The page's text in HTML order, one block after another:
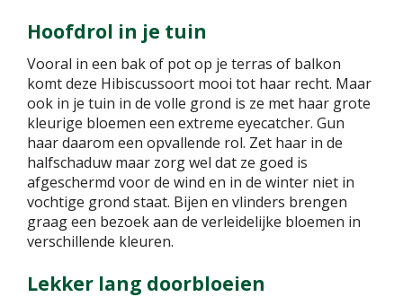
Hoofdrol in je tuin
Vooral in een bak of pot op je terras of balkon
komt deze Hibiscussoort mooi tot haar recht. Maar
ook in je tuin in de volle grond is ze met haar grote
kleurige bloemen een extreme eyecatcher. Gun
haar daarom een opvallende rol. Zet haar in de
halfschaduw maar zorg wel dat ze goed is
afgeschermd voor de wind en in de winter niet in
vochtige grond staat. Bijen en vlinders brengen
graag een bezoek aan de verleidelijke bloemen in
verschillende kleuren.
Lekker lang doorbloeien